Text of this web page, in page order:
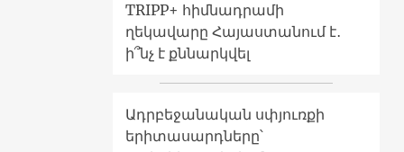
TRIPP+ հիմնադրամի
ղեկավարը Հայաստանում է․
ի՞նչ է քննարկվել
Ադրբեջանական սփյուռքի
երիտասարդները՝